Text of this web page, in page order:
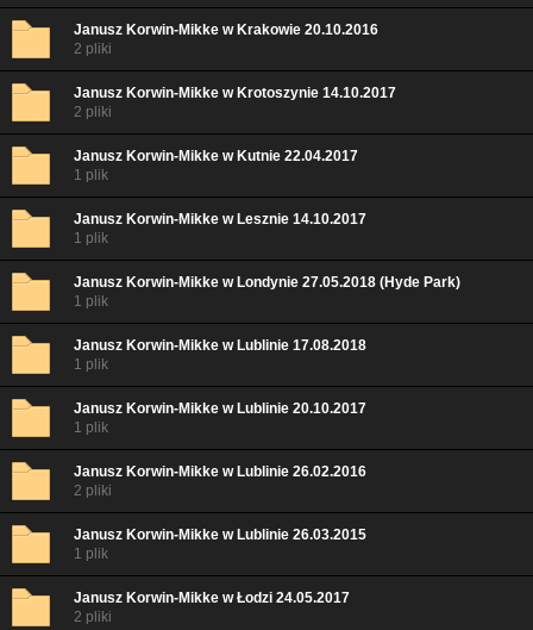
Janusz Korwin-Mikke w Krakowie 20.10.2016
2 pliki
Janusz Korwin-Mikke w Krotoszynie 14.10.2017
2 pliki
Janusz Korwin-Mikke w Kutnie 22.04.2017
1 plik
Janusz Korwin-Mikke w Lesznie 14.10.2017
1 plik
Janusz Korwin-Mikke w Londynie 27.05.2018 (Hyde Park)
1 plik
Janusz Korwin-Mikke w Lublinie 17.08.2018
1 plik
Janusz Korwin-Mikke w Lublinie 20.10.2017
1 plik
Janusz Korwin-Mikke w Lublinie 26.02.2016
2 pliki
Janusz Korwin-Mikke w Lublinie 26.03.2015
1 plik
Janusz Korwin-Mikke w Łodzi 24.05.2017
2 pliki